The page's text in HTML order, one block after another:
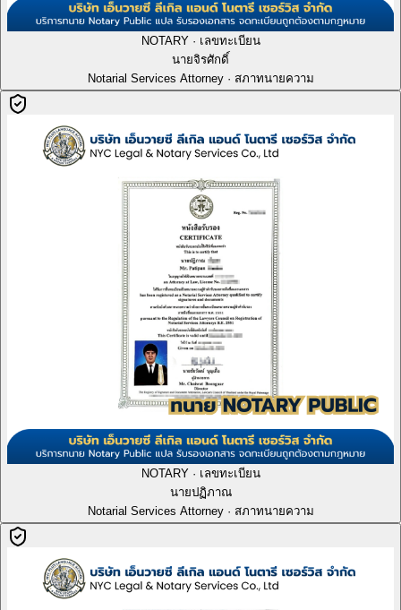
NOTARY · เลขทะเบียน
นายจิรศักดิ์
Notarial Services Attorney · สภาทนายความ
NOTARY · เลขทะเบียน
นายปฏิภาณ
Notarial Services Attorney · สภาทนายความ